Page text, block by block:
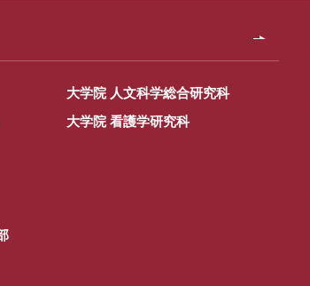
大学院 人文科学総合研究科
大学院 看護学研究科